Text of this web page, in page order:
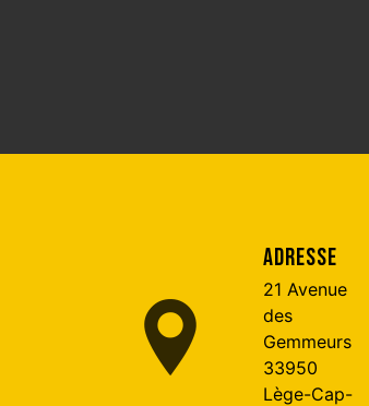
ADRESSE
21 Avenue
des
Gemmeurs
33950
Lège-Cap-